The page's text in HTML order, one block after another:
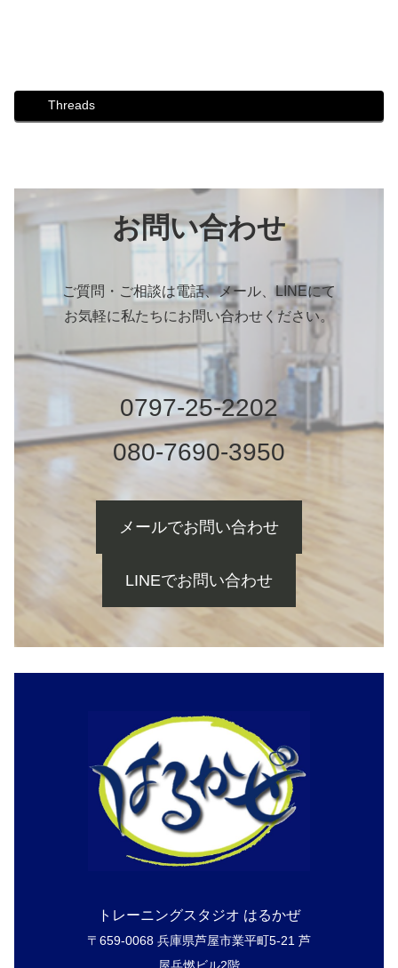
Threads
お問い合わせ
ご質問・ご相談は電話、メール、LINEにて
お気軽に私たちにお問い合わせください。
0797-25-2202
080-7690-3950
メールでお問い合わせ
LINEでお問い合わせ
トレーニングスタジオ はるかぜ
〒659-0068 兵庫県芦屋市業平町5-21 芦
屋兵燃ビル2階